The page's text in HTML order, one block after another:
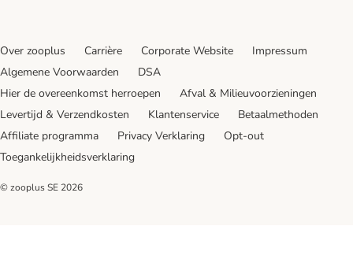
Over zooplus Carrière Corporate Website
Impressum
Algemene Voorwaarden
DSA
Hier de overeenkomst herroepen
Afval & Milieuvoorzieningen
Levertijd & Verzendkosten
Klantenservice
Betaalmethoden
Affiliate programma
Privacy Verklaring
Opt-out
Toegankelijkheidsverklaring
© zooplus SE 2026